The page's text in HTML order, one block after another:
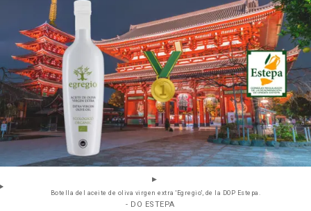
Botella del aceite de oliva virgen extra 'Egregio', de la DOP Estepa.
- DO ESTEPA